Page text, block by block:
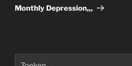
bericht
Monthly Depression,,,